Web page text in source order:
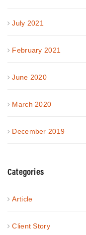
July 2021
February 2021
June 2020
March 2020
December 2019
Categories
Article
Client Story